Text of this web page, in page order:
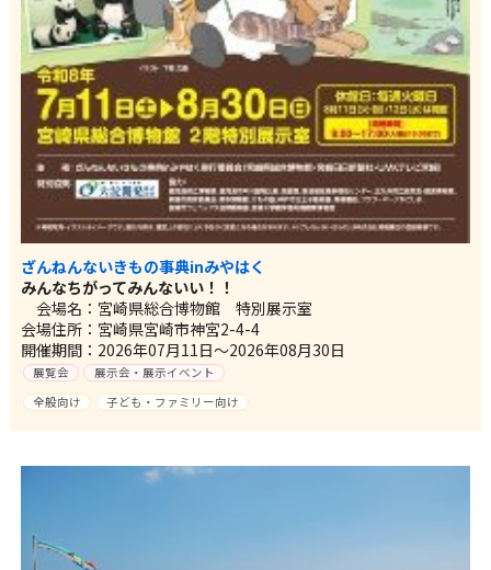
ざんねんないきもの事典inみやはく
みんなちがってみんないい！！
会場名：宮崎県総合博物館 特別展示室
会場住所：宮崎県宮崎市神宮2-4-4
開催期間：2026年07月11日～2026年08月30日
展覧会
展示会・展示イベント
全般向け
子ども・ファミリー向け